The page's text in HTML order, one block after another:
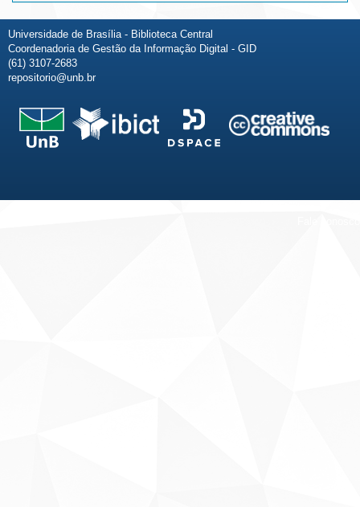
Universidade de Brasília - Biblioteca Central
Coordenadoria de Gestão da Informação Digital - GID
(61) 3107-2683
repositorio@unb.br